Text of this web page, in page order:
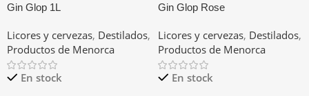
Gin Glop 1L
Licores y cervezas, Destilados,
Productos de Menorca
En stock
Gin Glop Rose
Licores y cervezas, Destilados,
Productos de Menorca
En stock